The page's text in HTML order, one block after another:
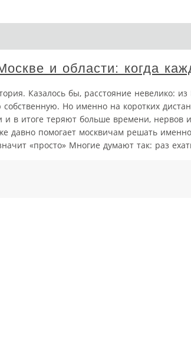
и области: когда
Казалось бы, расстояние невелико:
Но именно на коротких
в итоге теряют больше времени, нервов
давно помогает москвичам решать
«просто» Многие думают так: раз